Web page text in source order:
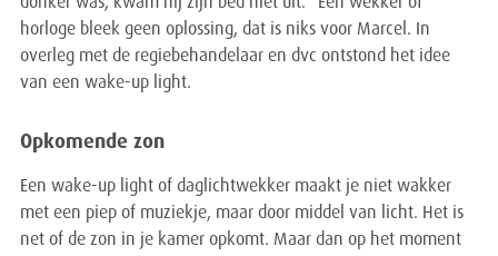
horloge bleek geen oplossing, dat is niks voor Marcel. In
overleg met de regiebehandelaar en dvc ontstond het idee
van een wake-up light.
Opkomende zon
Een wake-up light of daglichtwekker maakt je niet wakker
met een piep of muziekje, maar door middel van licht. Het is
net of de zon in je kamer opkomt. Maar dan op het moment